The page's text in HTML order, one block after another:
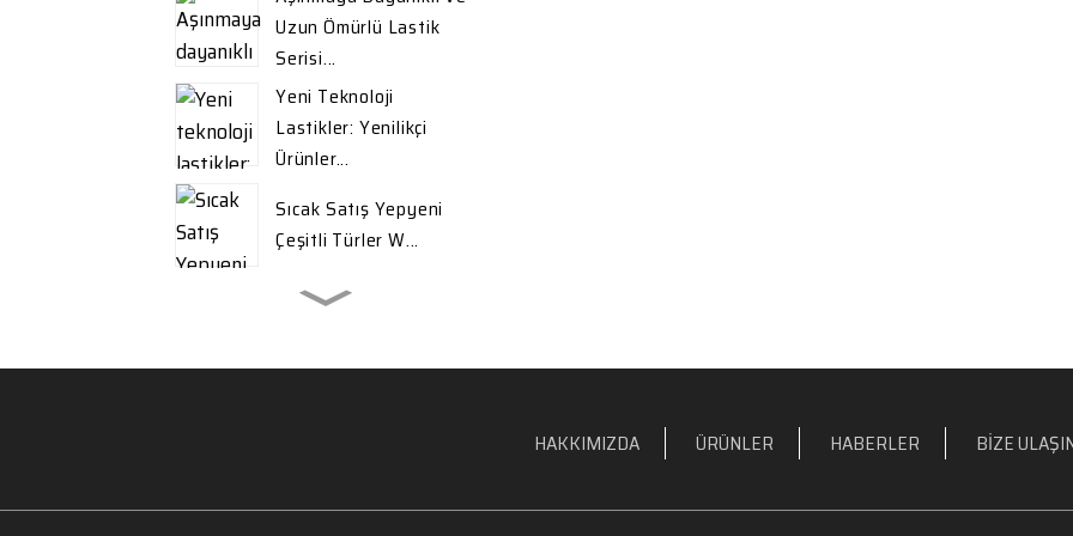
Uzun Ömürlü Lastik
Serisi...
Yeni Teknoloji
Lastikler: Yenilikçi
Ürünler...
Sıcak Satış Yepyeni
Çeşitli Türler W...
İhracat İçin Yüksek
Valve Landcruiser 4.2
HAKKIMIZDA ÜRÜNLER HABERLER BIZE